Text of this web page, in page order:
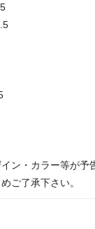
ン・カラー等が予
ご了承下さい。